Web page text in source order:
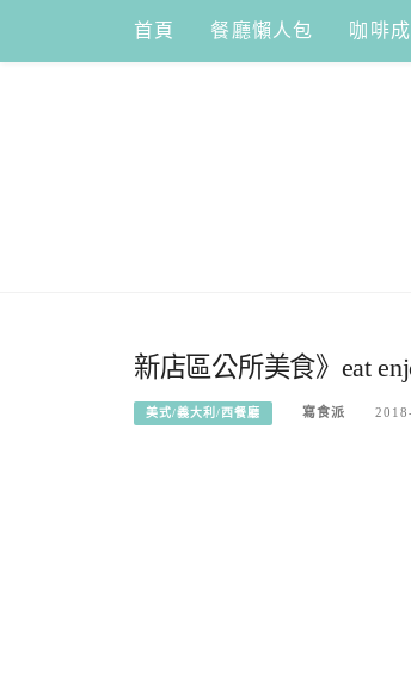
content
首頁 餐廳懶人包 咖啡
新店區公所美食》eat
美式/義大利/西餐廳 寫食派